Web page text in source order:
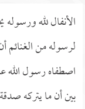
الأنفال لله ورسوله
لرسوله من الغنائم
اصطفاه رسول الله
بين أن ما يتركه